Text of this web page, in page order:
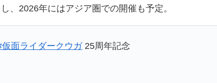
、2026年にはアジア圏での開催も予定。
仮面ライダークウガ25周年記念